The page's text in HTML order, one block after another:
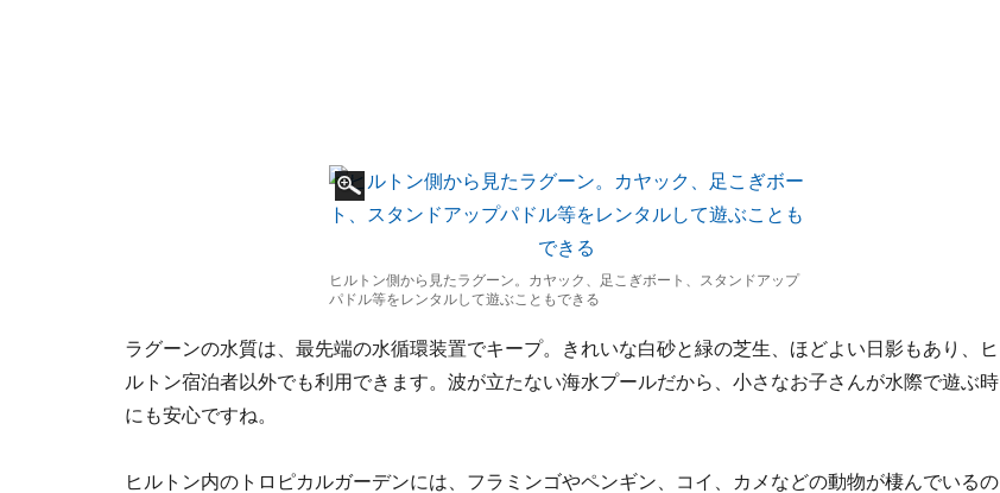
ヒルトン側から見たラグーン。カヤック、足こぎボート、スタンドアップ
パドル等をレンタルして遊ぶこともできる
ラグーンの水質は、最先端の水循環装置でキープ。きれいな白砂と緑の芝生、ほどよい日影もあり、ヒ
ルトン宿泊者以外でも利用できます。波が立たない海水プールだから、小さなお子さんが水際で遊ぶ時
にも安心ですね。
ヒルトン内のトロピカルガーデンには、フラミンゴやペンギン、コイ、カメなどの動物が棲んでいるの